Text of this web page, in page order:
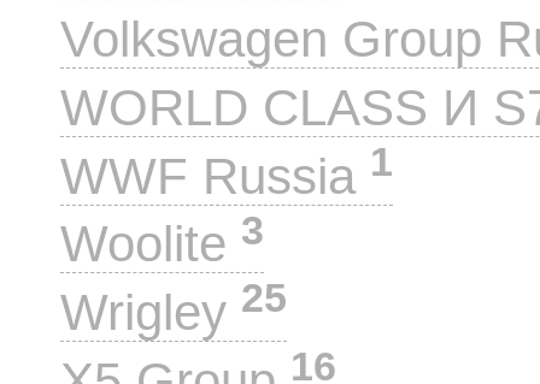
Volkswagen Group
WORLD CLASS И
WWF Russia 1
Woolite 3
Wrigley 25
16